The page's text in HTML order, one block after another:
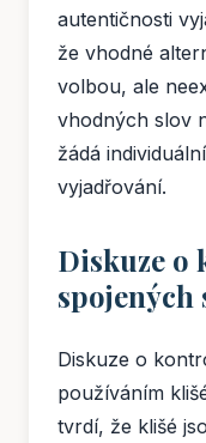
autentičnosti
že vhodné
volbou, ale
vhodných slov
žádá
vyjadřování.
Diskuze o
spojených
Diskuze o
používáním
tvrdí, že klišé